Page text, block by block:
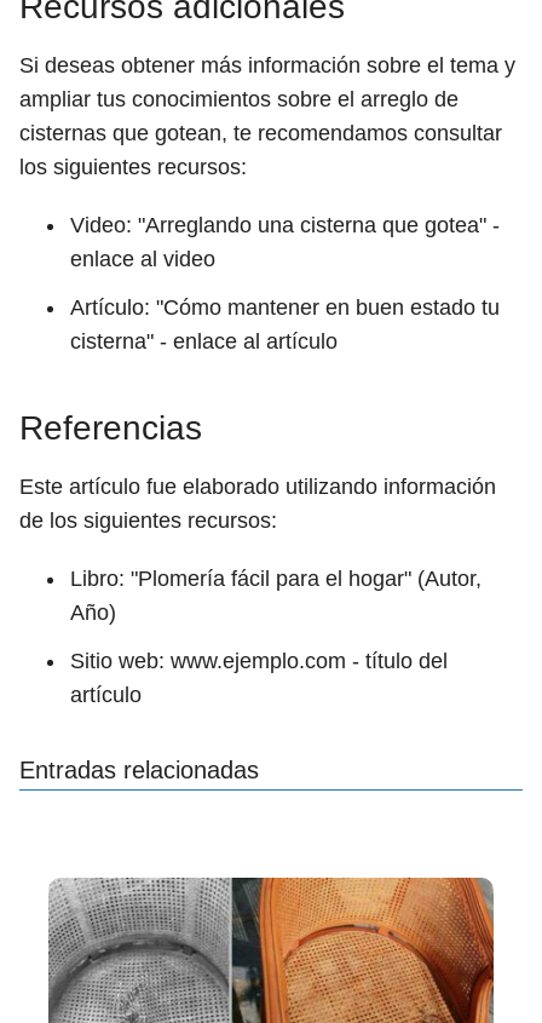
Si deseas obtener más información sobre el tema y
ampliar tus conocimientos sobre el arreglo de
cisternas que gotean, te recomendamos consultar
los siguientes recursos:
Video: "Arreglando una cisterna que gotea" -
enlace al video
Artículo: "Cómo mantener en buen estado tu
cisterna" - enlace al artículo
Referencias
Este artículo fue elaborado utilizando información
de los siguientes recursos:
Libro: "Plomería fácil para el hogar" (Autor,
Año)
Sitio web: www.ejemplo.com - título del
artículo
Entradas relacionadas